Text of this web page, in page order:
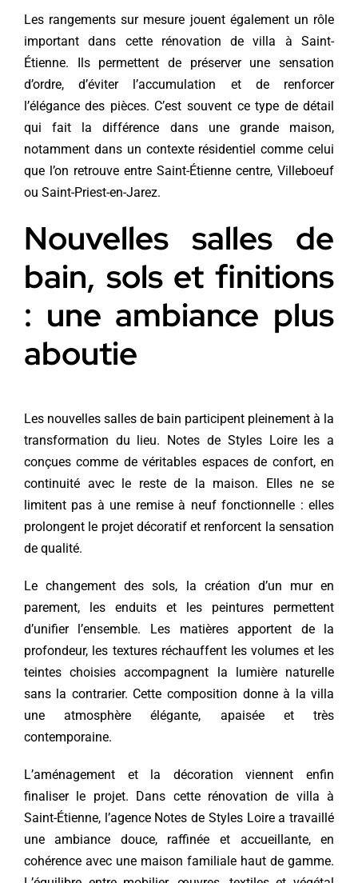
Les rangements sur mesure jouent également un rôle
important dans cette rénovation de villa à Saint-
Étienne. Ils permettent de préserver une sensation
d’ordre, d’éviter l’accumulation et de renforcer
l’élégance des pièces. C’est souvent ce type de détail
qui fait la différence dans une grande maison,
notamment dans un contexte résidentiel comme celui
que l’on retrouve entre Saint-Étienne centre, Villeboeuf
ou Saint-Priest-en-Jarez.
Nouvelles salles de
bain, sols et finitions
: une ambiance plus
aboutie
Les nouvelles salles de bain participent pleinement à la
transformation du lieu. Notes de Styles Loire les a
conçues comme de véritables espaces de confort, en
continuité avec le reste de la maison. Elles ne se
limitent pas à une remise à neuf fonctionnelle : elles
prolongent le projet décoratif et renforcent la sensation
de qualité.
Le changement des sols, la création d’un mur en
parement, les enduits et les peintures permettent
d’unifier l’ensemble. Les matières apportent de la
profondeur, les textures réchauffent les volumes et les
teintes choisies accompagnent la lumière naturelle
sans la contrarier. Cette composition donne à la villa
une atmosphère élégante, apaisée et très
contemporaine.
L’aménagement et la décoration viennent enfin
finaliser le projet. Dans cette rénovation de villa à
Saint-Étienne, l’agence Notes de Styles Loire a travaillé
une ambiance douce, raffinée et accueillante, en
cohérence avec une maison familiale haut de gamme.